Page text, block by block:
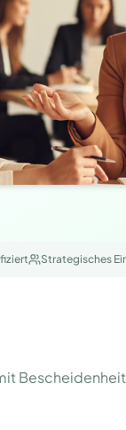
Strategisches